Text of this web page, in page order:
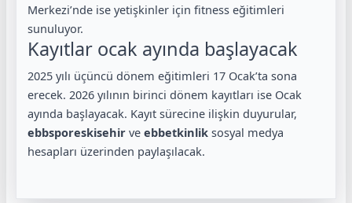
Merkezi’nde ise yetişkinler için fitness eğitimleri
sunuluyor.
Kayıtlar ocak ayında başlayacak
2025 yılı üçüncü dönem eğitimleri 17 Ocak’ta sona
erecek. 2026 yılının birinci dönem kayıtları ise Ocak
ayında başlayacak. Kayıt sürecine ilişkin duyurular,
ebbsporeskisehir ve ebbetkinlik sosyal medya
hesapları üzerinden paylaşılacak.